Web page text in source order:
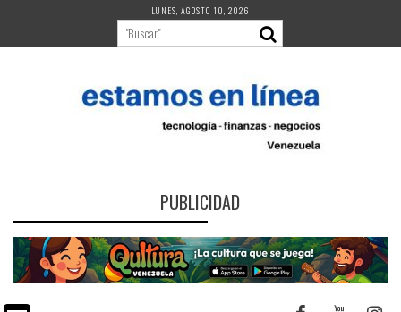
contenido
LUNES, AGOSTO 10, 2026
PUBLICIDAD